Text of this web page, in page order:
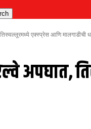
एक्स्प्रेस आणि मालगाडीची
अपघात,